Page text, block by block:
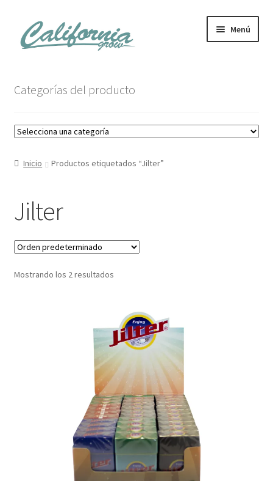
al
contenido
Menú
Carrito
Mi cuenta
Categorías del producto
Inicio Productos etiquetados “Jilter”
Jilter
Mostrando los 2 resultados